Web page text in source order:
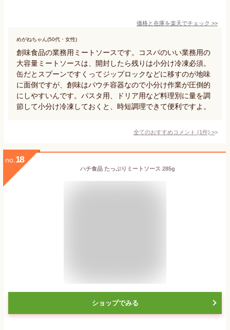
価格と在庫を楽天でチェック >>
めがねちゃん(50代・女性)
創味食品の業務用ミートソースです。コスパのいい業務用の
大容量ミートソースは、開封したら残りは小分け冷凍必須。
缶だとスプーンですくってジップロックなどに移すのが地味
に面倒ですが、創味はパウチ容器なので小分け作業が圧倒的
にしやすいんです。パスタ用、ドリア用など料理別に量を調
節して小分け冷凍しておくと、時短調理できて便利ですよ。
全てのおすすめコメント (1件) >
no. 18
ハチ食品 たっぷりミートソース 285g
ショップでみる